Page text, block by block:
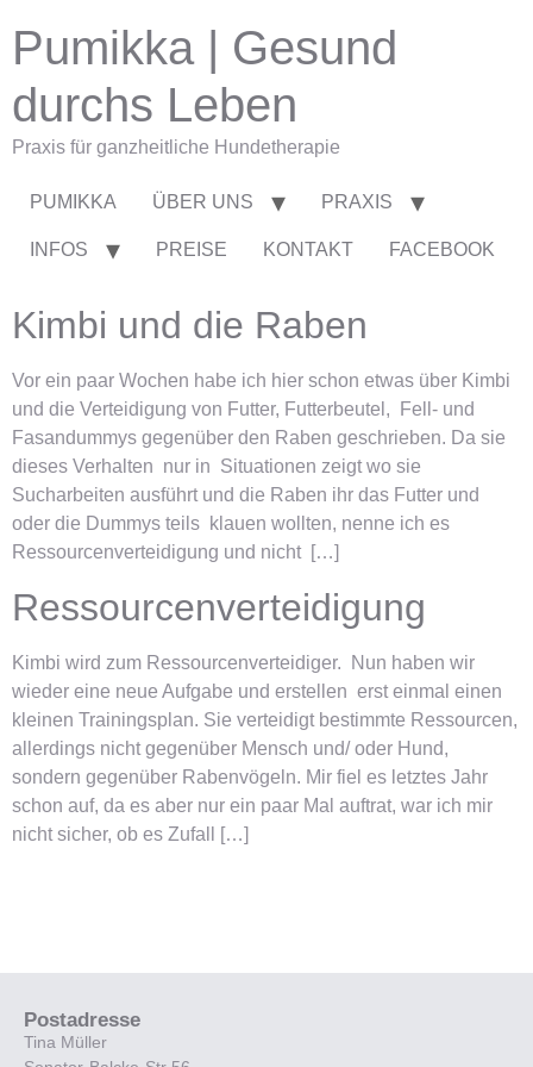
Pumikka | Gesund
durchs Leben
Praxis für ganzheitliche Hundetherapie
PUMIKKA ÜBER UNS PRAXIS
INFOS PREISE KONTAKT FACEBOOK
Kimbi und die Raben
Vor ein paar Wochen habe ich hier schon etwas über Kimbi
und die Verteidigung von Futter, Futterbeutel, Fell- und
Fasandummys gegenüber den Raben geschrieben. Da sie
dieses Verhalten nur in Situationen zeigt wo sie
Sucharbeiten ausführt und die Raben ihr das Futter und
oder die Dummys teils klauen wollten, nenne ich es
Ressourcenverteidigung und nicht […]
Ressourcenverteidigung
Kimbi wird zum Ressourcenverteidiger. Nun haben wir
wieder eine neue Aufgabe und erstellen erst einmal einen
kleinen Trainingsplan. Sie verteidigt bestimmte Ressourcen,
allerdings nicht gegenüber Mensch und/ oder Hund,
sondern gegenüber Rabenvögeln. Mir fiel es letztes Jahr
schon auf, da es aber nur ein paar Mal auftrat, war ich mir
nicht sicher, ob es Zufall […]
Postadresse
Tina Müller